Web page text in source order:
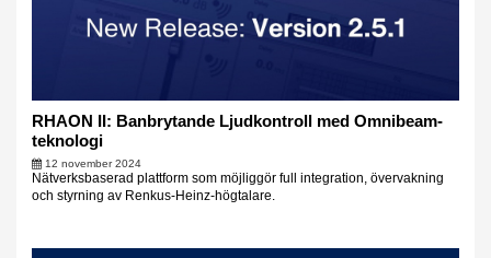
RHAON II: Banbrytande Ljudkontroll med Omnibeam-
teknologi
12 november 2024
Nätverksbaserad plattform som möjliggör full integration, övervakning
och styrning av Renkus-Heinz-högtalare.